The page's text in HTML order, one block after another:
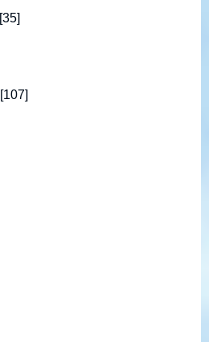
[35]
[107]